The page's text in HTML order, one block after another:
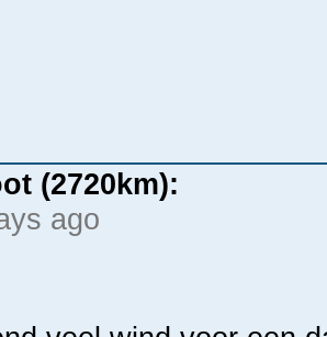
(2720km):
ago